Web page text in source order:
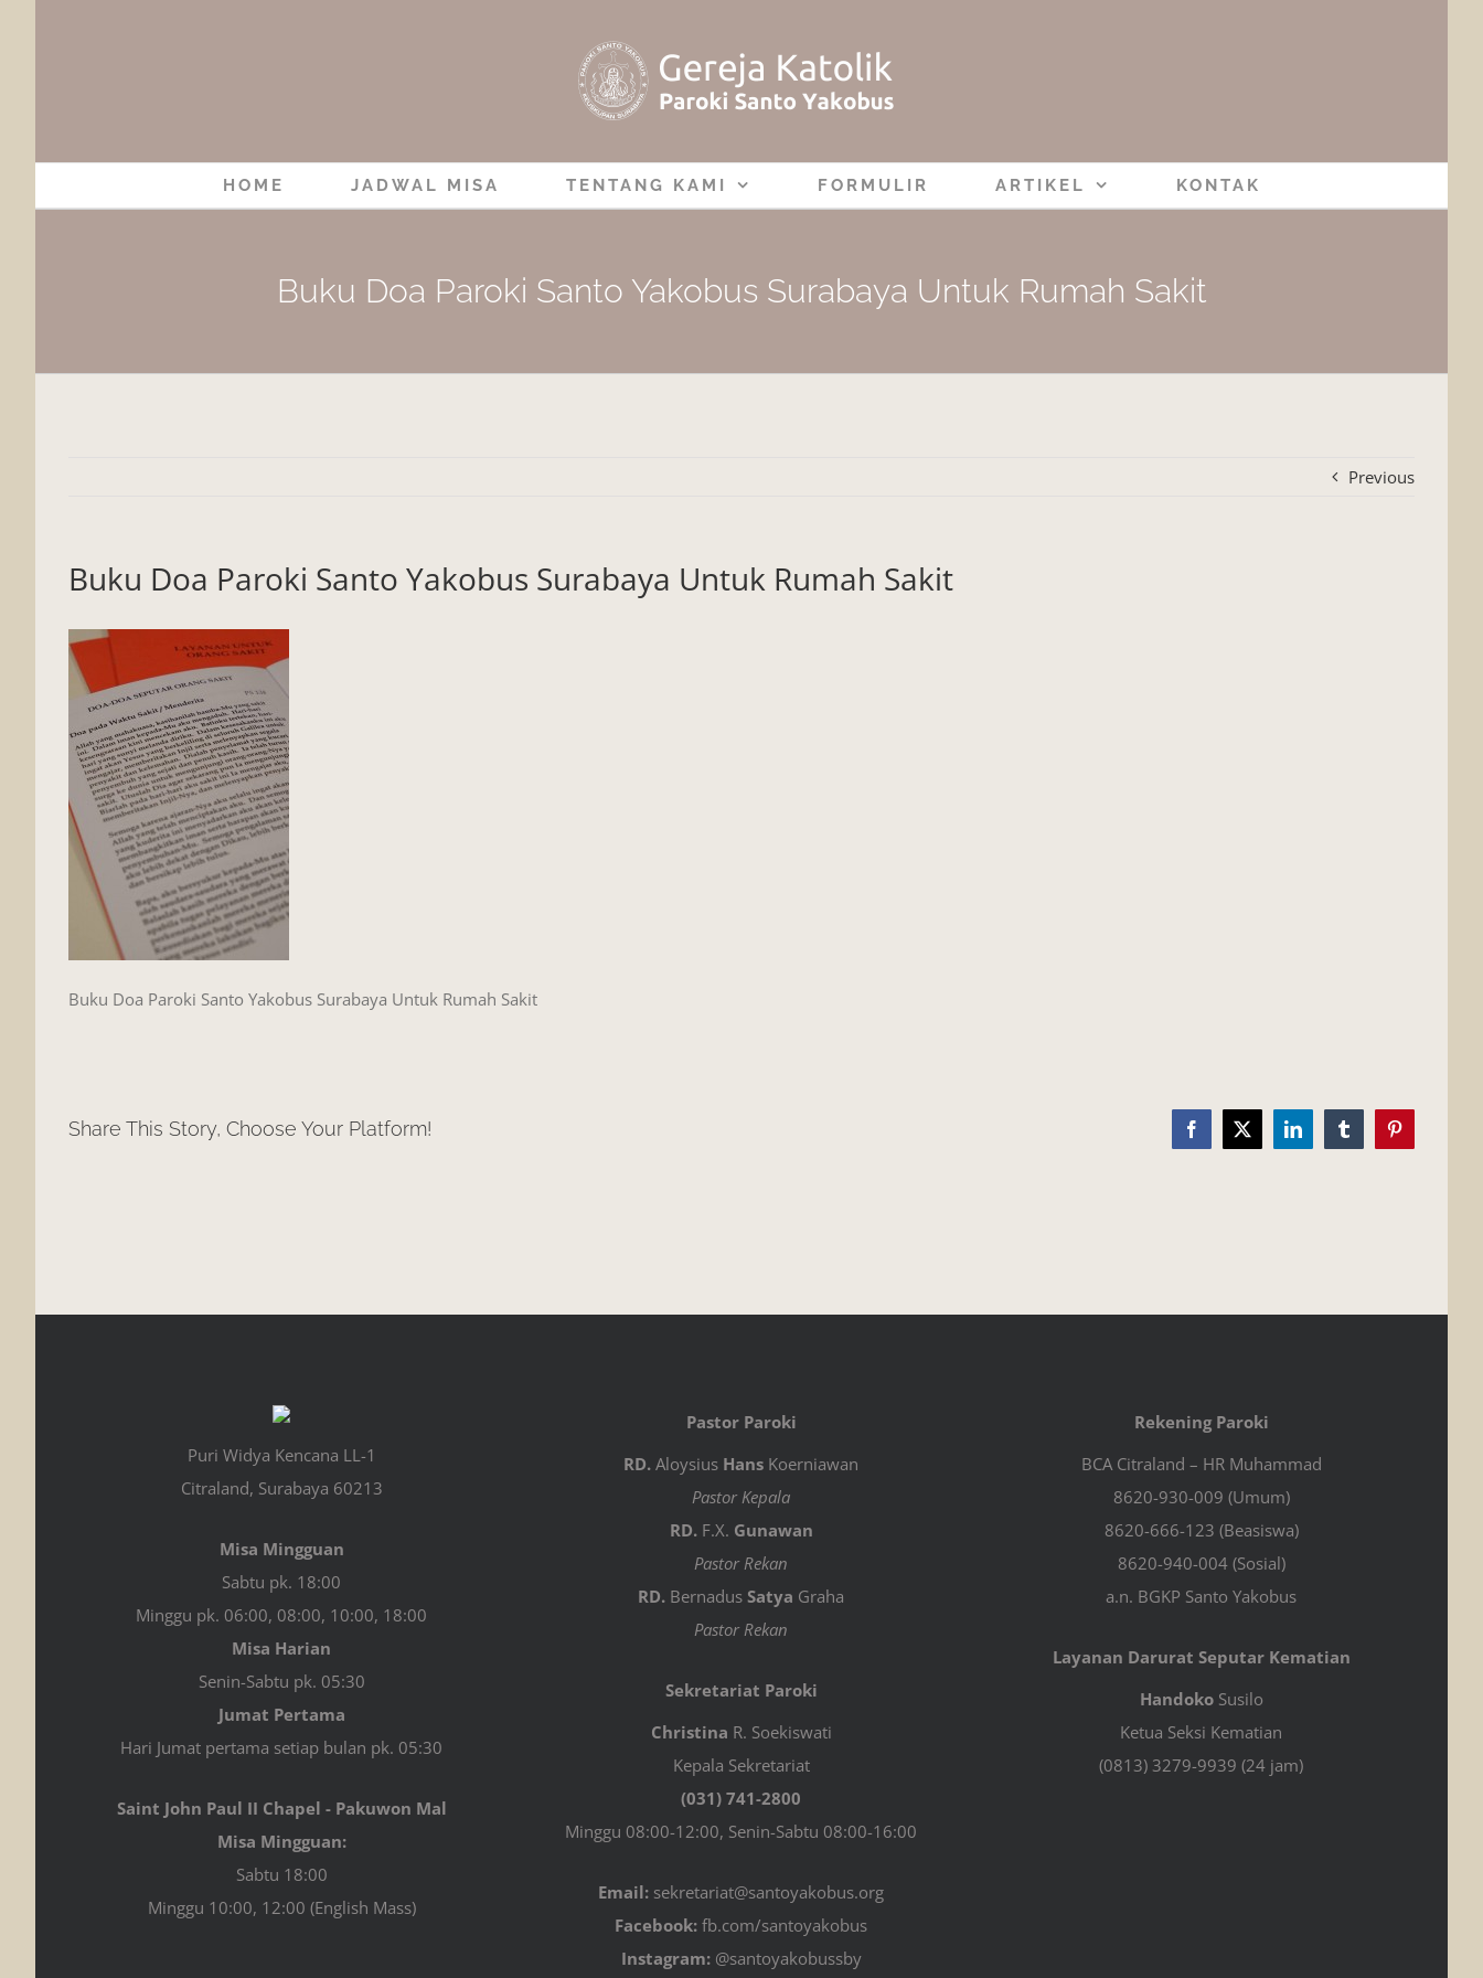
HOME JADWAL MISA TENTANG KAMI FORMULIR ARTIKEL KONTAK
Buku Doa Paroki Santo Yakobus Surabaya Untuk Rumah Sakit
Previous
Buku Doa Paroki Santo Yakobus Surabaya Untuk Rumah Sakit
Buku Doa Paroki Santo Yakobus Surabaya Untuk Rumah Sakit
Share This Story, Choose Your Platform! Facebook
X LinkedInTumblrPinterest
Puri Widya Kencana LL-1
Citraland, Surabaya 60213
Misa Mingguan
Sabtu pk. 18:00
Minggu pk. 06:00, 08:00, 10:00, 18:00
Misa Harian
Senin-Sabtu pk. 05:30
Jumat Pertama
Hari Jumat pertama setiap bulan pk. 05:30
Saint John Paul II Chapel - Pakuwon Mal
Misa Mingguan:
Sabtu 18:00
Minggu 10:00, 12:00 (English Mass)
Pastor Paroki
RD. Aloysius Hans Koerniawan
Pastor Kepala
RD.F.X. Gunawan
Pastor Rekan
RD. BernadusSatya Graha
Pastor Rekan
Sekretariat Paroki
Christina R. Soekiswati
Kepala Sekretariat
(031) 741-2800
Minggu 08:00-12:00, Senin-Sabtu 08:00-16:00
Email: sekretariat@santoyakobus.org
Facebook: fb.com/santoyakobus
Instagram:@santoyakobussby
Rekening Paroki
BCA Citraland – HR Muhammad
8620-930-009 (Umum)
8620-666-123 (Beasiswa)
8620-940-004 (Sosial)
a.n. BGKP Santo Yakobus
Layanan Darurat Seputar Kematian
HandokoSusilo
Ketua Seksi Kematian
(0813) 3279-9939 (24 jam)